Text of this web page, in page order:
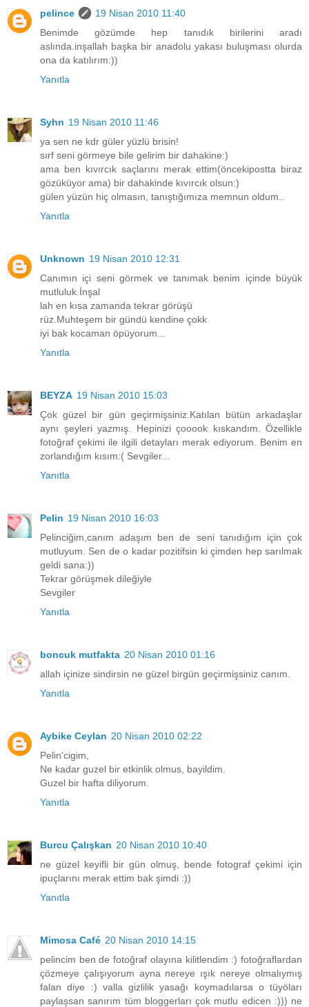
pelince
19 Nisan 2010 11:40
Benimde gözümde hep tanıdık birilerini aradı
aslında.inşallah başka bir anadolu yakası buluşması olurda
ona da katılırım:))
Yanıtla
Syhn 19 Nisan 2010 11:46
ya sen ne kdr güler yüzlü brisin!
sırf seni görmeye bile gelirim bir dahakine:)
ama ben kıvırcık saçlarını merak ettim(öncekipostta biraz
gözüküyor ama) bir dahakinde kıvırcık olsun:)
gülen yüzün hiç olmasın, tanıştığımıza memnun oldum..
Yanıtla
Unknown 19 Nisan 2010 12:31
Canımın içi seni görmek ve tanımak benim içinde büyük
mutluluk.İnşal
lah en kısa zamanda tekrar görüşü
rüz.Muhteşem bir gündü kendine çokk
iyi bak kocaman öpüyorum...
Yanıtla
BEYZA 19 Nisan 2010 15:03
Çok güzel bir gün geçirmişsiniz.Katılan bütün arkadaşlar
aynı şeyleri yazmış. Hepinizi çooook kıskandım. Özellikle
fotoğraf çekimi ile ilgili detayları merak ediyorum. Benim en
zorlandığım kısım:( Sevgiler...
Yanıtla
Pelin 19 Nisan 2010 16:03
Pelinciğim,canım adaşım ben de seni tanıdığım için çok
mutluyum. Sen de o kadar pozitifsin ki çimden hep sarılmak
geldi sana:))
Tekrar görüşmek dileğiyle
Sevgiler
Yanıtla
boncuk mutfakta 20 Nisan 2010 01:16
allah içinize sindirsin ne güzel birgün geçirmişsiniz canım.
Yanıtla
Aybike Ceylan 20 Nisan 2010 02:22
Pelin'cigim,
Ne kadar guzel bir etkinlik olmus, bayildim.
Guzel bir hafta diliyorum.
Yanıtla
Burcu Çalışkan 20 Nisan 2010 10:40
ne güzel keyifli bir gün olmuş, bende fotograf çekimi için
ipuçlarını merak ettim bak şimdi :))
Yanıtla
Mimosa Café 20 Nisan 2010 14:15
pelincim ben de fotoğraf olayına kilitlendim :) fotoğraflardan
çözmeye çalışıyorum ayna nereye ışık nereye olmalıymış
falan diye :) valla gizlilik yasağı koymadılarsa o tüyöları
paylaşsan sanırım tüm bloggerları çok mutlu edicen :))) ne